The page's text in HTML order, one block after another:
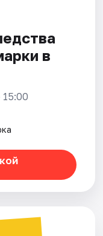
в
15:00